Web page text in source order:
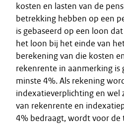
kosten en lasten van de
betrekking hebben op een
is gebaseerd op een loon
het loon bij het einde van
berekening van die kosten
rekenrente in aanmerking is
minste 4%. Als rekening
indexatieverplichting en wel
van rekenrente en
4% bedraagt, wordt voor de